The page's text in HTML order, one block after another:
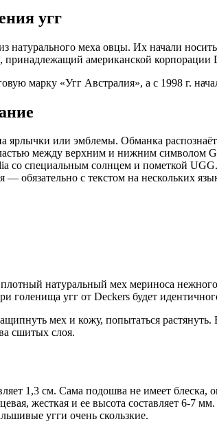
угг
меха овцы. Их начали
американской корпорации
марку «Угг Австралия», а с 1998 г.
ярлычки или эмблемы. Обманка
между верхним и нижним символом
со специальным солнцем и пометкой
— обязательно с текстом на нескольких
натуральный мех мериноса
голенища угг от Deckers будет
мех и кожу, попытаться
сшитых слоя.
1,3 см. Сама подошва не имеет блеска,
жесткая и ее высота составляет 6-7
угги очень скользкие.